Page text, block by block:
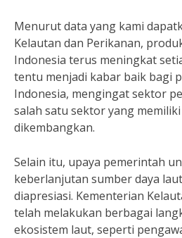
Menurut data yang kami
Kelautan dan Perikanan,
Indonesia terus meningkat
tentu menjadi kabar baik bagi
Indonesia, mengingat sektor
salah satu sektor yang
dikembangkan.
Selain itu, upaya pemerintah
keberlanjutan sumber daya
diapresiasi. Kementerian
telah melakukan berbagai
ekosistem laut, seperti